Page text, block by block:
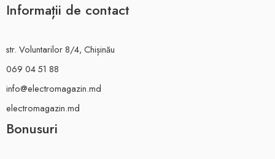
Informații de contact
str. Voluntarilor 8/4, Chișinău
069 04 51 88
info@electromagazin.md
electromagazin.md
Bonusuri